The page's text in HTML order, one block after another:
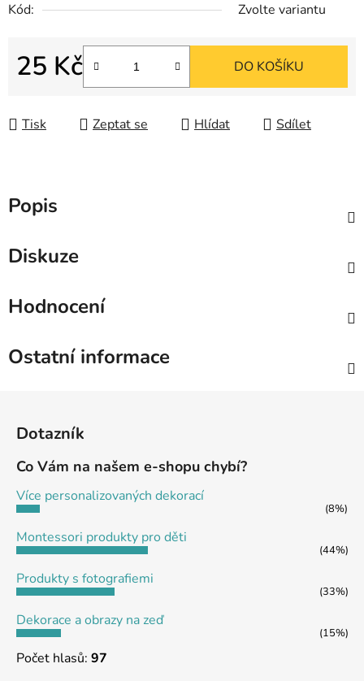
Kód:
Zvolte variantu
25 Kč
Měrná cena:
DO KOŠÍKU
Tisk Zeptat se Hlídat Sdílet
Popis
Diskuze
Hodnocení
Ostatní informace
Dotazník
Co Vám na našem e-shopu chybí?
Více personalizovaných dekorací
(8%)
Montessori produkty pro děti
(44%)
Produkty s fotografiemi
(33%)
Dekorace a obrazy na zeď
(15%)
Počet hlasů: 97